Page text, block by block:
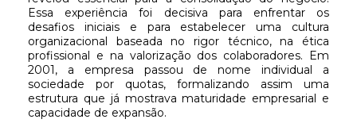
Essa experiência foi decisiva para enfrentar os
desafios iniciais e para estabelecer uma cultura
organizacional baseada no rigor técnico, na ética
profissional e na valorização dos colaboradores. Em
2001, a empresa passou de nome individual a
sociedade por quotas, formalizando assim uma
estrutura que já mostrava maturidade empresarial e
capacidade de expansão.